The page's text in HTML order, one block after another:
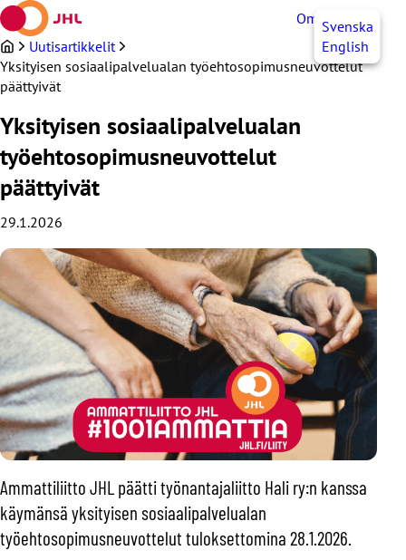
Siirry
sisältöön
OmaJHLSvenska
English
Uutisartikkelit
Yksityisen sosiaalipalvelualan työehtosopimusneuvottelut
päättyivät
Yksityisen sosiaalipalvelualan
työehtosopimusneuvottelut
päättyivät
29.1.2026
Ammattiliitto JHL päätti työnantajaliitto Hali ry:n kanssa
käymänsä yksityisen sosiaalipalvelualan
työehtosopimusneuvottelut tuloksettomina 28.1.2026.